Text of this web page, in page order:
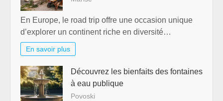
En Europe, le road trip offre une occasion unique
d’explorer un continent riche en diversité…
En savoir plus
Découvrez les bienfaits des fontaines
à eau publique
Povoski